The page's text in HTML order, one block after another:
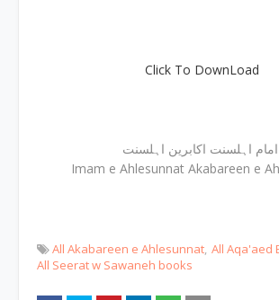
Click To DownLoad
Imam e Ahlesunnat Akabareen e
All Akabareen e Ahlesunnat All Aqa'aed
All Seerat w Sawaneh books